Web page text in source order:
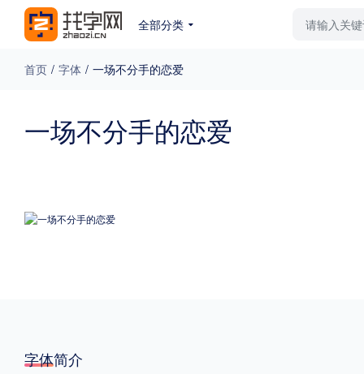
全部分类
免费下载 收费下载 更多
首页 / 字体 / 一场不分手的恋爱
一场不分手的恋爱
字体简介